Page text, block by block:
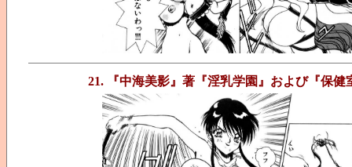
21. 『中海美影』著『淫乳学園』および『保健